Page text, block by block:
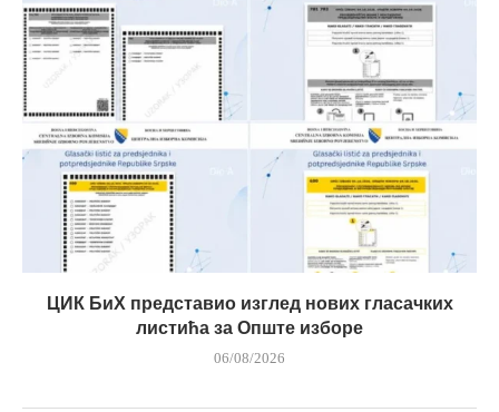
ЦИК БиХ представио изглед нових гласачких
листића за Опште изборе
06/08/2026